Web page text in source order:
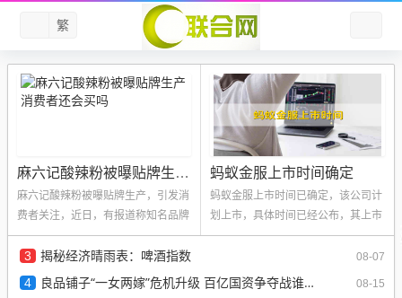
繁
麻六记酸辣粉被曝贴牌生产消费者还会买吗
麻六记酸辣粉被曝贴牌生产，引发消
费者关注，近日，有报道称知名品牌
的麻六记酸辣粉存在贴牌生产情况，
引发...
蚂蚁金服上市时间确定
蚂蚁金服上市时间已确定，该公司计
划上市，具体时间已经公布，其上市
计划备受关注，因为蚂蚁金服是中国
3 揭秘经济晴雨表：啤酒指数 08-07
4 良品铺子“一女两嫁”危机升级 百亿国资争夺战谁主沉浮 08-15